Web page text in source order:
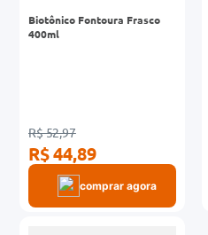
Biotônico Fontoura Frasco
400ml
R$ 52,97
R$ 44,89
comprar agora